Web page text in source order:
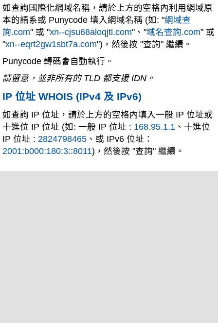
如查詢國際化網域名稱，請於上方的空格內利用網域原
本的語系或 Punycode 填入網域名稱 (如: "網域查
詢.com" 或 "xn--cjsu68aloqjtl.com"、"域名查詢.com" 或
"xn--eqrt2gw1sbt7a.com")，然後按 "查詢" 繼續。
Punycode 轉碼會自動執行。
請留意，並非所有的 TLD 都支援 IDN。
IP 位址 WHOIS (IPv4 及 IPv6)
如查詢 IP 位址，請於上方的空格內填入一般 IP 位址或
十進位 IP 位址 (如: 一般 IP 位址 : 168.95.1.1 、十進位
IP 位址 : 2824798465 、或 IPv6 位址：
2001:b000:180:3::8011)，然後按 "查詢" 繼續。